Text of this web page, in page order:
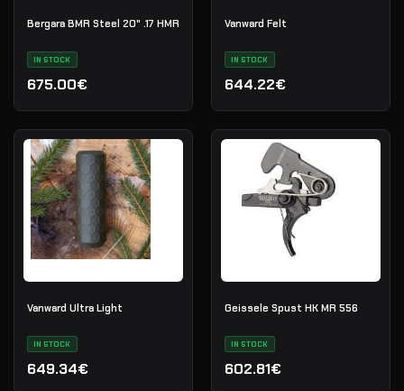
Bergara BMR Steel 20" .17 HMR
IN STOCK
675.00€
Vanward Felt
IN STOCK
644.22€
Vanward Ultra Light
IN STOCK
649.34€
Geissele Spust HK MR 556
IN STOCK
602.81€